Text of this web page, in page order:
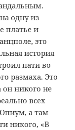
одну из
платье и
это
история
пати во
размаха. Это
он никого не
всех
а там
никого, «В